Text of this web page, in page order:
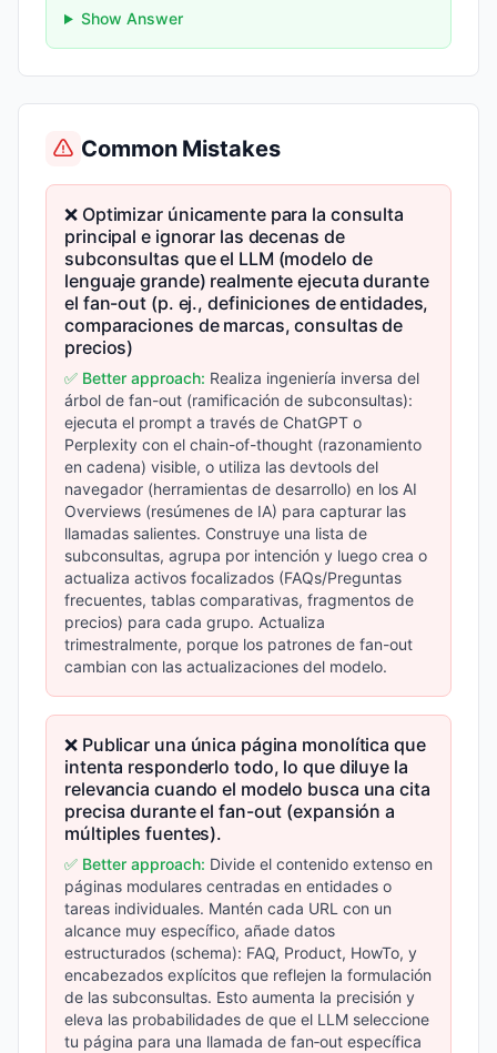
Show Answer
Common Mistakes
❌ Optimizar únicamente para la consulta
principal e ignorar las decenas de
subconsultas que el LLM (modelo de
lenguaje grande) realmente ejecuta durante
el fan-out (p. ej., definiciones de entidades,
comparaciones de marcas, consultas de
precios)
✅ Better approach: Realiza ingeniería inversa del
árbol de fan-out (ramificación de subconsultas):
ejecuta el prompt a través de ChatGPT o
Perplexity con el chain-of-thought (razonamiento
en cadena) visible, o utiliza las devtools del
navegador (herramientas de desarrollo) en los AI
Overviews (resúmenes de IA) para capturar las
llamadas salientes. Construye una lista de
subconsultas, agrupa por intención y luego crea o
actualiza activos focalizados (FAQs/Preguntas
frecuentes, tablas comparativas, fragmentos de
precios) para cada grupo. Actualiza
trimestralmente, porque los patrones de fan-out
cambian con las actualizaciones del modelo.
❌ Publicar una única página monolítica que
intenta responderlo todo, lo que diluye la
relevancia cuando el modelo busca una cita
precisa durante el fan-out (expansión a
múltiples fuentes).
✅ Better approach: Divide el contenido extenso en
páginas modulares centradas en entidades o
tareas individuales. Mantén cada URL con un
alcance muy específico, añade datos
estructurados (schema): FAQ, Product, HowTo, y
encabezados explícitos que reflejen la formulación
de las subconsultas. Esto aumenta la precisión y
eleva las probabilidades de que el LLM seleccione
tu página para una llamada de fan‑out específica